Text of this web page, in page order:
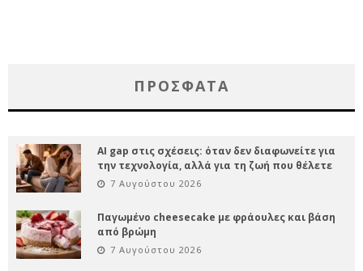
ΠΡΌΣΦΑΤΑ
AI gap στις σχέσεις: όταν δεν διαφωνείτε για
την τεχνολογία, αλλά για τη ζωή που θέλετε
7 Αυγούστου 2026
Παγωμένο cheesecake με φράουλες και βάση
από βρώμη
7 Αυγούστου 2026